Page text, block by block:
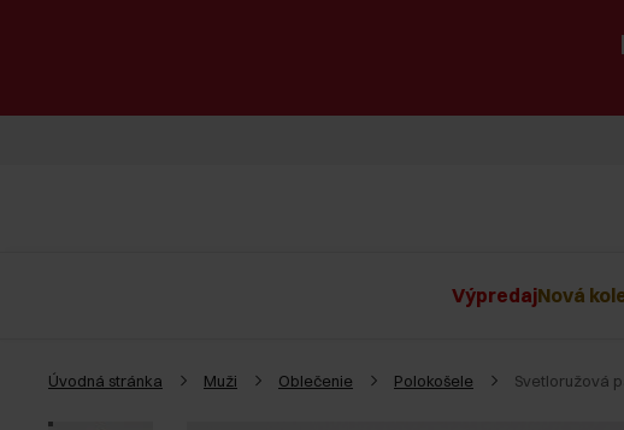
VýpredajNová
Úvodná stránka Muži Oblečenie Polokošele Svetloružová